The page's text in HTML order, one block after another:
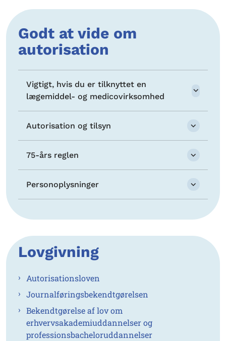
Godt at vide om
autorisation
Vigtigt, hvis du er tilknyttet en
lægemiddel- og medicovirksomhed
Autorisation og tilsyn
75-års reglen
Personoplysninger
Lovgivning
Autorisationsloven
Journalføringsbekendtgørelsen
Bekendtgørelse af lov om
erhvervsakademiuddannelser og
professionsbacheloruddannelser